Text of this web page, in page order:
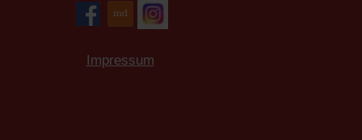
Impressum